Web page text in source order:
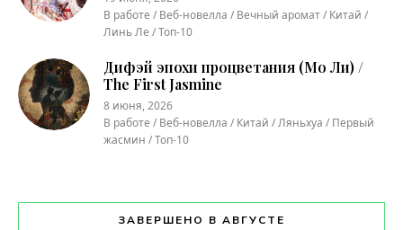
В работе / Веб-новелла / Вечный аромат / Китай /
Линь Ле / Топ-10
Дифэй эпохи процветания (Мо Ли) /
The First Jasmine
8 июня, 2026
В работе / Веб-новелла / Китай / Ляньхуа / Первый
жасмин / Топ-10
ЗАВЕРШЕНО В АВГУСТЕ